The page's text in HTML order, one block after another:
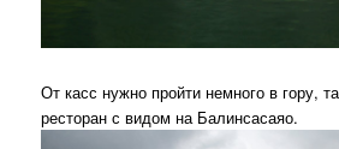
От касс нужно пройти немного в гору,
ресторан с видом на Балинсасаяо.